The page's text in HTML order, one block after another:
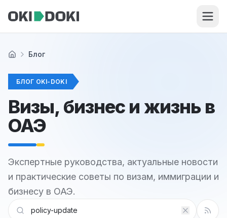
ГлавнаяБлог
БЛОГ OKI-DOKI
Визы, бизнес и жизнь в
ОАЭ
Экспертные руководства, актуальные новости
и практические советы по визам, иммиграции и
бизнесу в ОАЭ.